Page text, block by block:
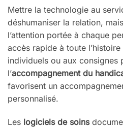
Mettre la technologie au
déshumaniser la relation,
l’attention portée à chaque
accès rapide à toute
individuels ou aux consignes
l’accompagnement du
favorisent un
personnalisé.
Les logiciels de soins